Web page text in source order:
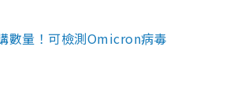
數量！可檢測Omicron病毒